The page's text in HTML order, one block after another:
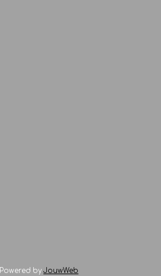
Powered by JouwWeb